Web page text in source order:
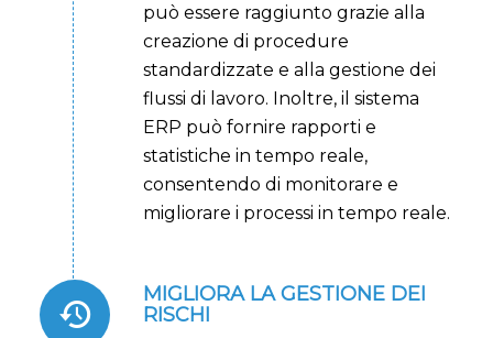
può essere raggiunto grazie alla
creazione di procedure
standardizzate e alla gestione dei
flussi di lavoro. Inoltre, il sistema
ERP può fornire rapporti e
statistiche in tempo reale,
consentendo di monitorare e
migliorare i processi in tempo reale.
MIGLIORA LA GESTIONE DEI
RISCHI